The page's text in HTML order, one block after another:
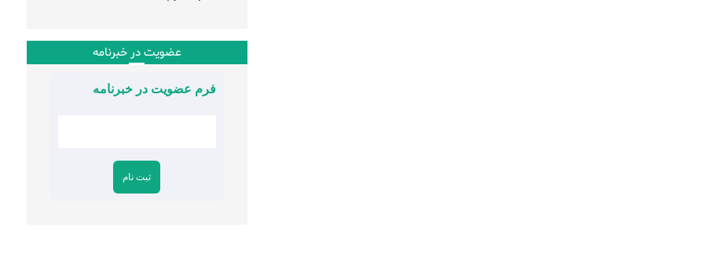
عضویت در خبرنامه
فرم عضویت در خبرنامه